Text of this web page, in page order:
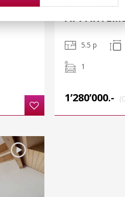
Yverdon-les-Bains
5.5 p
1
1’280’000.-